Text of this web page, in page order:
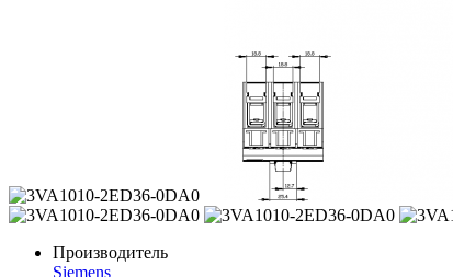
Производитель
Siemens